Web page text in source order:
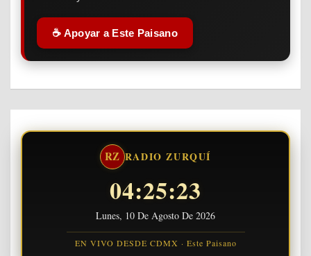
☕ Apoyar a Este Paisano
RZ RADIO ZURQUÍ
04:25:24
Lunes, 10 De Agosto De 2026
EN VIVO DESDE CDMX · Este Paisano